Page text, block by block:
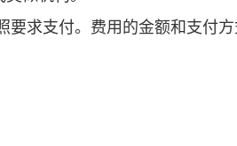
要求支付。费用的金额和支付